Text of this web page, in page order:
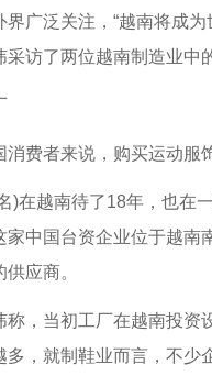
泛关注，“越南将成为
访了两位越南制造业中
者来说，购买运动服饰
越南待了18年，也在一
家中国台资企业位于越南
应商。
当初工厂在越南投资
，就制鞋业而言，不少